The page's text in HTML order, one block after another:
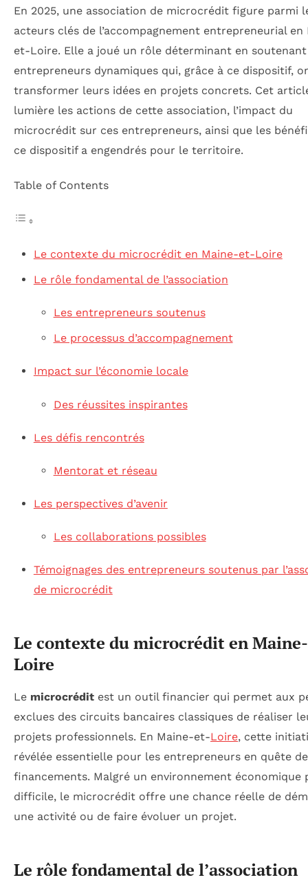
En 2025, une association de microcrédit figure parmi
acteurs clés de l’accompagnement entrepreneurial en
et-Loire. Elle a joué un rôle déterminant en soutenant
entrepreneurs dynamiques qui, grâce à ce dispositif,
transformer leurs idées en projets concrets. Cet
lumière les actions de cette association, l’impact du
microcrédit sur ces entrepreneurs, ainsi que les
ce dispositif a engendrés pour le territoire.
Table of Contents
Le contexte du microcrédit en Maine-et-Loire
Le rôle fondamental de l’association
Les entrepreneurs soutenus
Le processus d’accompagnement
Impact sur l’économie locale
Des réussites inspirantes
Les défis rencontrés
Mentorat et réseau
Les perspectives d’avenir
Les collaborations possibles
Témoignages des entrepreneurs soutenus par
de microcrédit
Le contexte du microcrédit en
Loire
Le microcrédit est un outil financier qui permet aux
exclues des circuits bancaires classiques de réaliser
projets professionnels. En Maine-et-Loire, cette
révélée essentielle pour les entrepreneurs en quête de
financements. Malgré un environnement économique
difficile, le microcrédit offre une chance réelle de
une activité ou de faire évoluer un projet.
Le rôle fondamental de l’association